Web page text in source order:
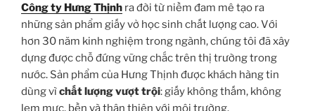
Công ty Hưng Thịnh ra đời từ niềm đam mê tạo ra
những sản phẩm giấy vở học sinh chất lượng cao. Với
hơn 30 năm kinh nghiệm trong ngành, chúng tôi đã xây
dựng được chỗ đứng vững chắc trên thị trường trong
nước. Sản phẩm của Hưng Thịnh được khách hàng tin
dùng vìchất lượng vượt trội: giấy không thấm, không
lem mực, bền và thân thiện với môi trường.